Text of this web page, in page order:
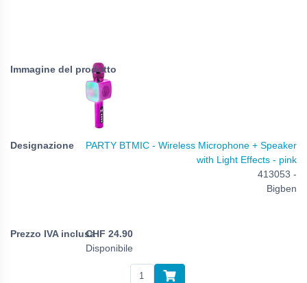
PARTY BTMIC - Wireless Microphone + Speaker
with Light Effects - pink
413053 -
Bigben
CHF 24.90
Disponibile